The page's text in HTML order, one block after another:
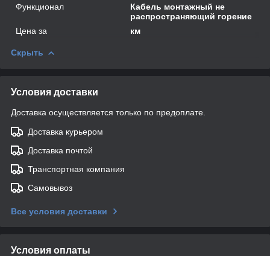
Функционал
Кабель монтажный не
распространяющий горение
Цена за
км
Скрыть
Условия доставки
Доставка осуществляется только по предоплате.
Доставка курьером
Доставка почтой
Транспортная компания
Самовывоз
Все условия доставки
Условия оплаты